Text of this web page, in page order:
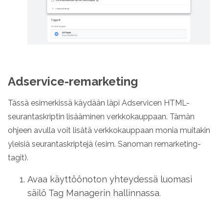
Adservice-remarketing
Tässä esimerkissä käydään läpi Adservicen HTML-
seurantaskriptin lisääminen verkkokauppaan. Tämän
ohjeen avulla voit lisätä verkkokauppaan monia muitakin
yleisiä seurantaskriptejä (esim. Sanoman remarketing-
tagit).
Avaa käyttöönoton yhteydessä luomasi
säilö Tag Managerin hallinnassa.